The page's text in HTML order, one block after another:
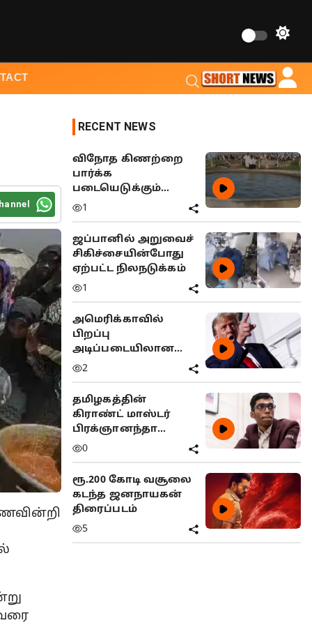
RECENT NEWS
விநோத கிணற்றை
பார்க்க
படையெடுக்கும்
மக்கள்
1
ஜப்பானில் அறுவைச்
சிகிச்சையின்போது
ஏற்பட்ட நிலநடுக்கம்
1
அமெரிக்காவில்
பிறப்பு
அடிப்படையிலான
குடியுரிமைக்கு
2
தமிழகத்தின்
கிராண்ட் மாஸ்டர்
பிரக்ஞானந்தா
சாம்பியன்
0
ரூ.200 கோடி வசூலை
கடந்த ஜனநாயகன்
திரைப்படம்
5